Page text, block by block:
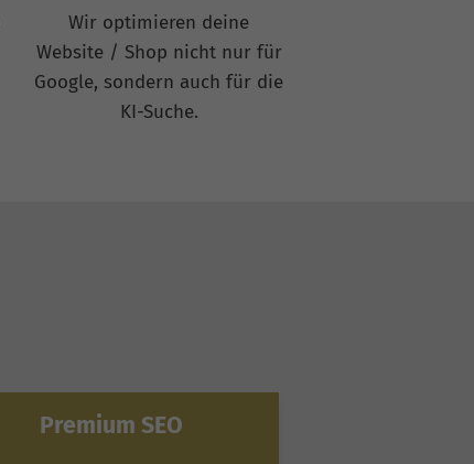
Wir optimieren deine
Website / Shop nicht nur für
Google, sondern auch für die
KI-Suche.
Premium SEO